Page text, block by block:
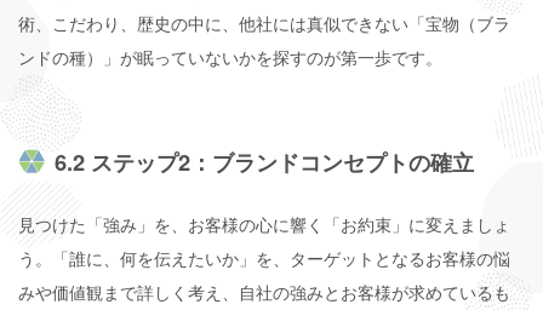
術、こだわり、歴史の中に、他社には真似できない「宝物（ブラ
ンドの種）」が眠っていないかを探すのが第一歩です。
6.2 ステップ2：ブランドコンセプトの確立
見つけた「強み」を、お客様の心に響く「お約束」に変えましょ
う。「誰に、何を伝えたいか」を、ターゲットとなるお客様の悩
みや価値観まで詳しく考え、自社の強みとお客様が求めているも